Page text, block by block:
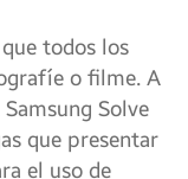
todos los
o filme. A
Solve
que presentar
el uso de